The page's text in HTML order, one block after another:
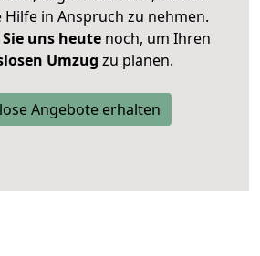
in Anspruch zu nehmen.
uns heutenoch, um Ihren
Umzug zu planen.
Angebote erhalten